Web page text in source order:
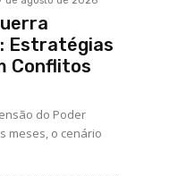
Estratégias
Conflitos
do Poder
meses, o cenário